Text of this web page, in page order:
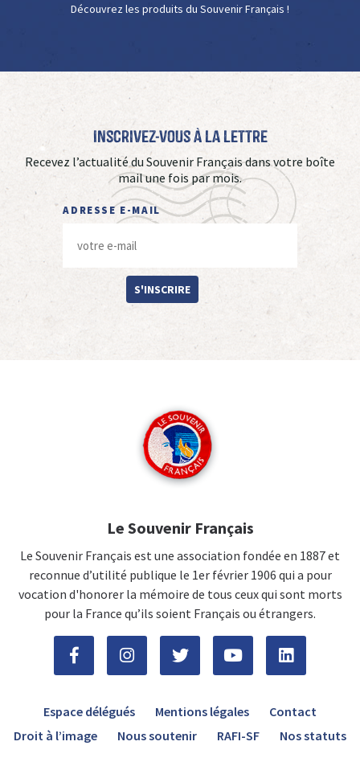
Découvrez les produits du Souvenir Français !
Inscrivez-vous à La Lettre
Recevez l’actualité du Souvenir Français dans votre boîte
mail une fois par mois.
ADRESSE E-MAIL
S'INSCRIRE
Le Souvenir Français
Le Souvenir Français est une association fondée en 1887 et
reconnue d’utilité publique le 1er février 1906 qui a pour
vocation d'honorer la mémoire de tous ceux qui sont morts
pour la France qu’ils soient Français ou étrangers.
Espace délégués Mentions légales
Contact
Droit à l’image
Nous soutenir RAFI-SF Nos statuts